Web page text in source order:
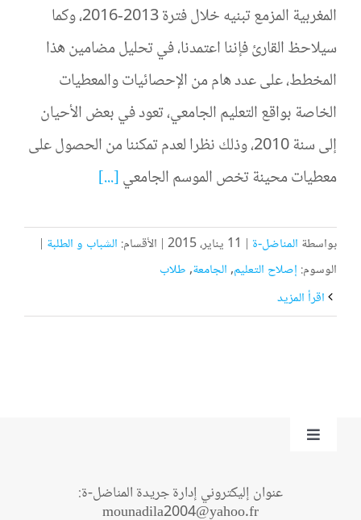
المغربية المزمع تبنيه خلال فترة 2013-2016، وكما
سيلاحظ القارئ فإننا اعتمدنا، في تحليل مضامين هذا
المخطط، على عدد هام من الإحصائيات والمعطيات
الخاصة بواقع التعليم الجامعي، تعود في بعض الأحيان
إلى سنة 2010، وذلك نظرا لعدم تمكننا من الحصول على
معطيات محينة تخص الموسم الجامعي[...]
بواسطة المناضل-ة | 11 يناير، 2015 | الأقسام: الشباب و الطلبة |
الوسوم: إصلاح التعليم,الجامعة,طلاب
Toggle
عنوان إليكتروني إدارة جريدة المناضل-ة:
mounadila2004@yahoo.fr